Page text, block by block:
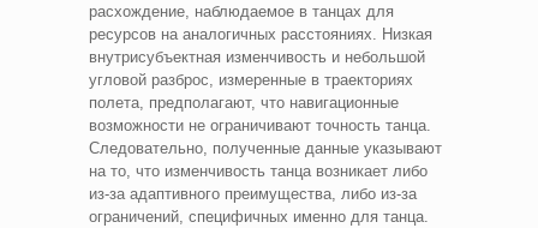
расхождение, наблюдаемое в танцах для
ресурсов на аналогичных расстояниях. Низкая
внутрисубъектная изменчивость и небольшой
угловой разброс, измеренные в траекториях
полета, предполагают, что навигационные
возможности не ограничивают точность танца.
Следовательно, полученные данные указывают
на то, что изменчивость танца возникает либо
из-за адаптивного преимущества, либо из-за
ограничений, специфичных именно для танца.